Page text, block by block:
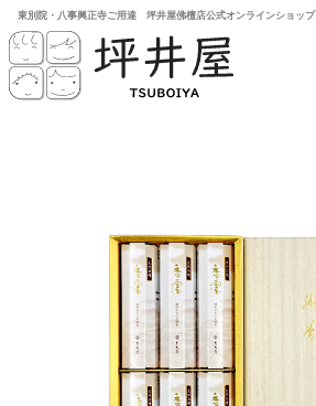
東別院・八事興正寺ご用達 坪井屋佛檀店公式オンラインショップ